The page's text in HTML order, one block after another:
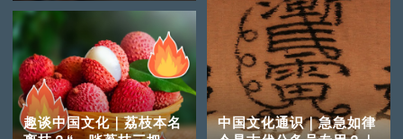
趣谈中国文化｜荔枝本名
中国文化通识｜急急如律